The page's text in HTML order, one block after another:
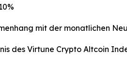
mit der monatlichen
des Virtune Crypto Altcoin